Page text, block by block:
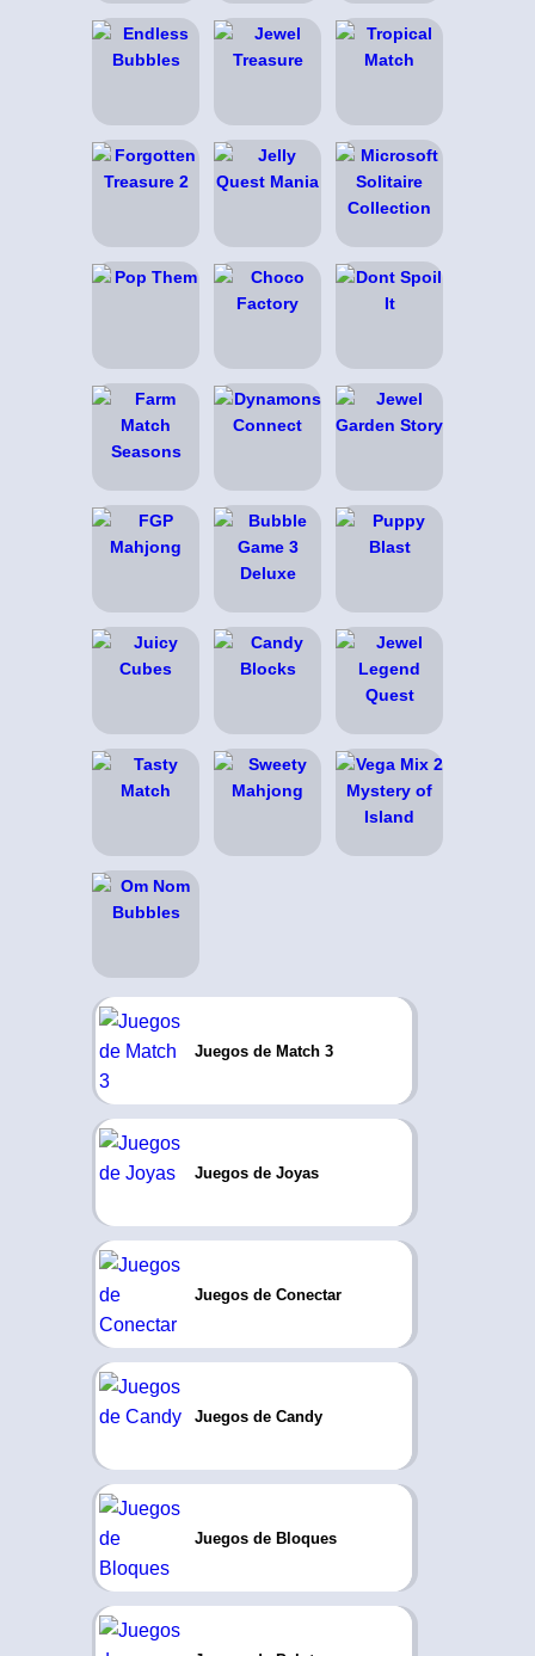
Juegos de Match 3
Juegos de Joyas
Juegos de Conectar
Juegos de Candy
Juegos de Bloques